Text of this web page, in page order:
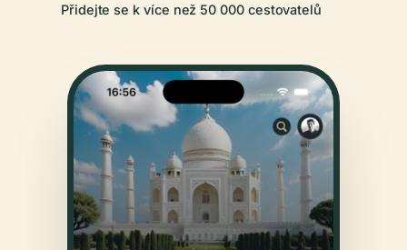
Přidejte se k více než 50 000 cestovatelů